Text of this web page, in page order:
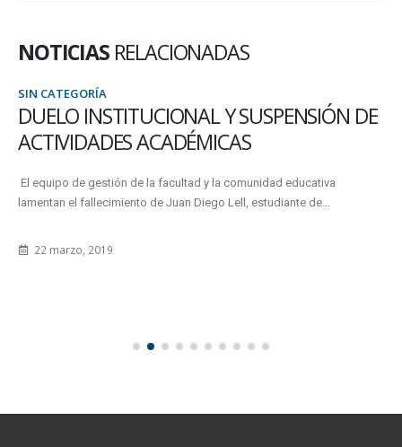
NOTICIAS RELACIONADAS
SIN CATEGORÍA
DUELO INSTITUCIONAL Y SUSPENSIÓN DE
ACTIVIDADES ACADÉMICAS
El equipo de gestión de la facultad y la comunidad educativa
lamentan el fallecimiento de Juan Diego Lell, estudiante de...
22 marzo, 2019